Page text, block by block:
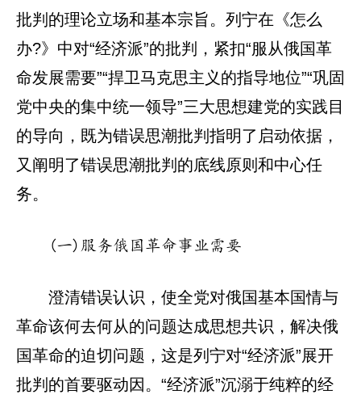
批判的理论立场和基本宗旨。列宁在《怎么
办?》中对“经济派”的批判，紧扣“服从俄国革
命发展需要”“捍卫马克思主义的指导地位”“巩固
党中央的集中统一领导”三大思想建党的实践目
的导向，既为错误思潮批判指明了启动依据，
又阐明了错误思潮批判的底线原则和中心任
务。
(一)服务俄国革命事业需要
澄清错误认识，使全党对俄国基本国情与
革命该何去何从的问题达成思想共识，解决俄
国革命的迫切问题，这是列宁对“经济派”展开
批判的首要驱动因。“经济派”沉溺于纯粹的经